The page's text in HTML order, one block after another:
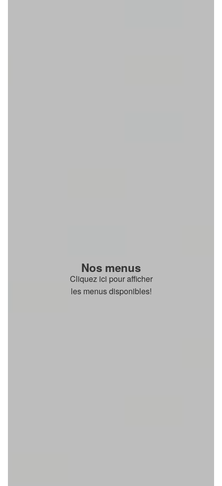
Nos menus
Cliquez ici pour afficher
les menus disponibles!